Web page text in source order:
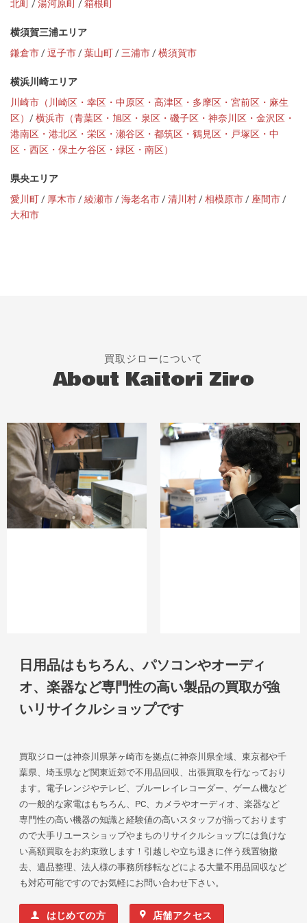
北町 /湯河原町 /箱根町
横須賀三浦エリア
鎌倉市/逗子市/葉山町/三浦市/横須賀市
横浜川崎エリア
川崎市（川崎区・幸区・中原区・高津区・多摩区・宮前区・麻生
区） /横浜市（青葉区・旭区・泉区・磯子区・神奈川区・金沢区・
港南区・港北区・栄区・瀬谷区・都筑区・鶴見区・戸塚区・中
区・西区・保土ケ谷区・緑区・南区）
県央エリア
愛川町/ 厚木市/綾瀬市/海老名市/清川村/相模原市/ 座間市/
大和市
買取ジローについて
About Kaitori Ziro
日用品はもちろん、パソコンやオーディ
オ、楽器など専門性の高い製品の買取が強
いリサイクルショップです
買取ジローは神奈川県茅ヶ崎市を拠点に神奈川県全域、東京都や千
葉県、埼玉県など関東近郊で不用品回収、出張買取を行なっており
ます。電子レンジやテレビ、ブルーレイレコーダー、ゲーム機など
の一般的な家電はもちろん、PC、カメラやオーディオ、楽器など
専門性の高い機器の知識と経験値の高いスタッフが揃っております
ので大手リユースショップやまちのリサイクルショップには負けな
い高額買取をお約束致します！引越しや立ち退きに伴う残置物撤
去、遺品整理、法人様の事務所移転などによる大量不用品回収など
も対応可能ですのでお気軽にお問い合わせ下さい。
はじめての方 店舗アクセス